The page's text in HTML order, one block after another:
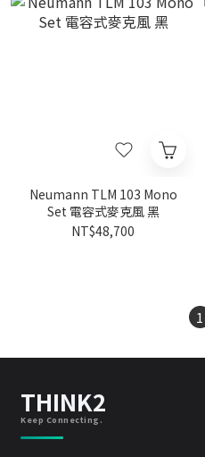
Neumann TLM 103 Mono
Set 電容式麥克風 黑
NT$48,700
1
THINK2
Keep Connecting.